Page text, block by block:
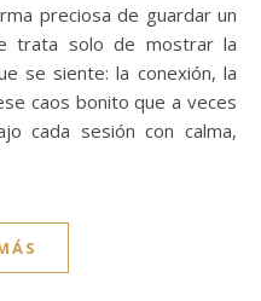
preciosa de guardar un
trata solo de mostrar la
se siente: la conexión, la
caos bonito que a veces
cada sesión con calma,